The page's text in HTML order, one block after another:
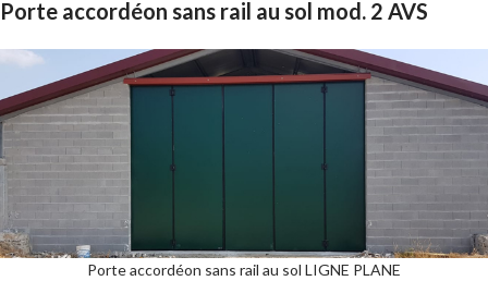
Porte accordéon sans rail au sol mod. 2 AVS
Porte accordéon sans rail au sol LIGNE PLANE